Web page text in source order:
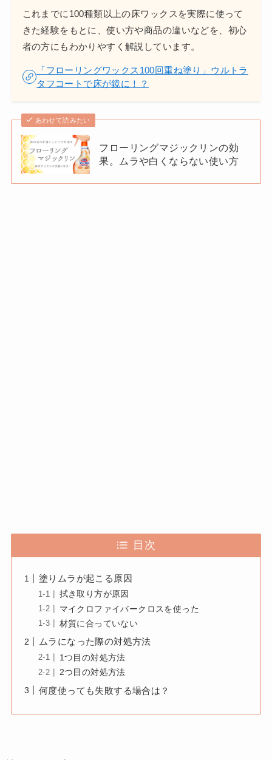
これまでに100種類以上の床ワックスを実際に使って
きた経験をもとに、使い方や商品の違いなどを、初心
者の方にもわかりやすく解説しています。
「フローリングワックス100回重ね塗り」ウルトラ
タフコートで床が鏡に！？
あわせて読みたい
フローリングマジックリンの効
果。ムラや白くならない使い方
目次
塗りムラが起こる原因
拭き取り方が原因
マイクロファイバークロスを使った
材質に合っていない
ムラになった際の対処方法
1つ目の対処方法
2つ目の対処方法
何度使っても失敗する場合は？